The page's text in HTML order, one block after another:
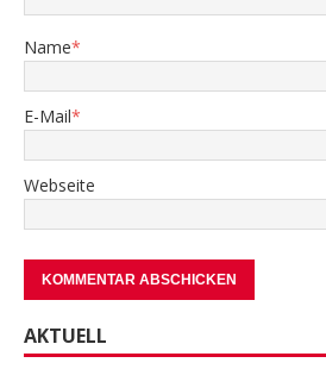
Name*
E-Mail*
Webseite
AKTUELL